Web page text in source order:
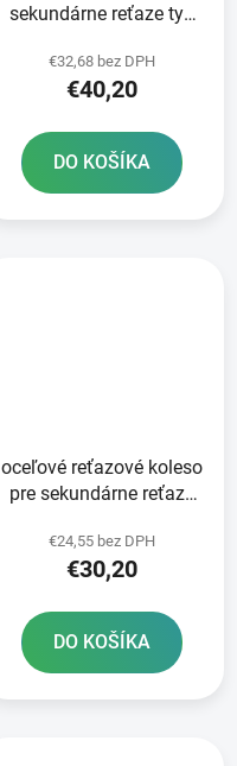
sekundárne reťaze typ
€32,68 bez DPH
€40,20
DO KOŠÍKA
oceľové reťazové koleso
pre sekundárne reťaze
zubov
€24,55 bez DPH
€30,20
DO KOŠÍKA